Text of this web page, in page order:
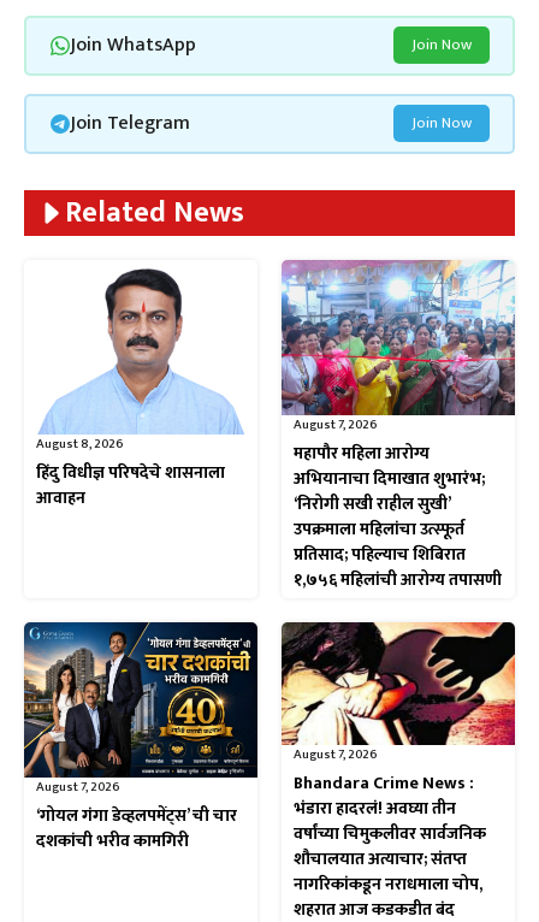
Join WhatsApp Join Now
Join Telegram Join Now
Related News
August 8, 2026
हिंदु विधीज्ञ परिषदेचे शासनाला
आवाहन
August 7, 2026
महापौर महिला आरोग्य
अभियानाचा दिमाखात शुभारंभ;
‘निरोगी सखी राहील सुखी’
उपक्रमाला महिलांचा उत्स्फूर्त
प्रतिसाद; पहिल्याच शिबिरात
१,७५६ महिलांची आरोग्य तपासणी
August 7, 2026
‘गोयल गंगा डेव्हलपमेंट्स’ ची चार
दशकांची भरीव कामगिरी
August 7, 2026
Bhandara Crime News :
भंडारा हादरलं! अवघ्या तीन
वर्षांच्या चिमुकलीवर सार्वजनिक
शौचालयात अत्याचार; संतप्त
नागरिकांकडून नराधमाला चोप,
शहरात आज कडकडीत बंद